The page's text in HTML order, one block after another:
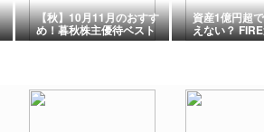
【秋】10月11月のおすす
め！暮秋株主優待ベスト
25【株主優待】【貯金】
資産1億円超
えない？
む老後の現実